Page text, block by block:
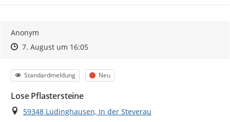
Anonym
Zeitpunkt des Erstellens
Zeitpunkt des Erstellens
7. August um 16:05Zur Äußerung
Kategorie
Standardmeldung Status
Neu
Lose Pflastersteine
Ort
59348 Lüdinghausen, In der Steverau